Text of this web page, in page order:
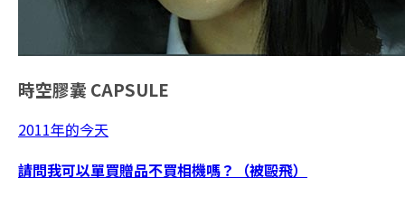
時空膠囊 CAPSULE
2011年的今天
請問我可以單買贈品不買相機嗎？（被毆飛）